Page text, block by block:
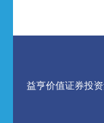
益亨价值证券投